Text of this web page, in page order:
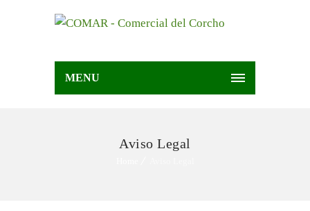
MENU
Aviso Legal